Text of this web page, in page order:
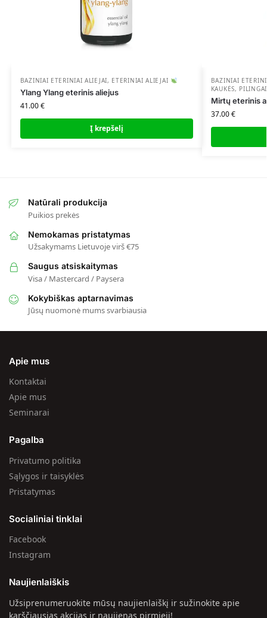
BAZINIAI ETERINIAI ALIEJAI, ETERINIAI ALIEJAI
Ylang Ylang eterinis aliejus
41.00€
Į krepšelį
BAZINIAI
KAUKĖS,
Mirtų eterinis
37.00€
Natūrali produkcija
Puikios prekės
Nemokamas pristatymas
Užsakymams Lietuvoje virš €75
Saugus atsiskaitymas
Visa / Mastercard / Paysera
Kokybiškas aptarnavimas
Jūsų nuomonė mums svarbiausia
Apie mus
Kontaktai
Apie mus
Seminarai
Pagalba
Privatumo politika
Sąlygos ir taisyklės
Pristatymas
Socialiniai tinklai
Facebook
Instagram
Naujienlaiškis
Užsiprenumeruokite mūsų naujienlaiškį ir sužinokite apie
karščiausias akcijas ir naujienas pirmieji!